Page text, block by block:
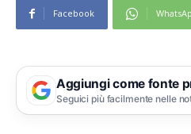
Facebook
Aggiungi come fonte
Seguici più facilmente nelle